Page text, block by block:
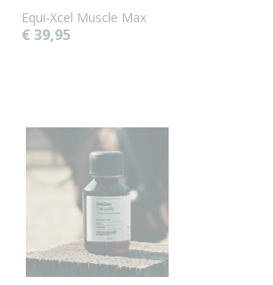
Equi-Xcel Muscle Max
€ 39,95